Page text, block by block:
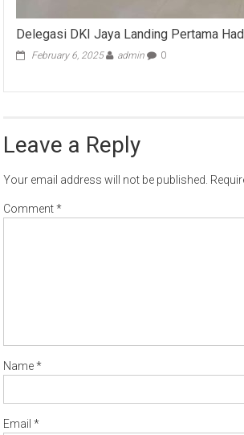
Delegasi DKI Jaya Landing Pertama
February 6, 2025 admin 0
Leave a Reply
Your email address will not be published.
Comment*
Name*
Email*